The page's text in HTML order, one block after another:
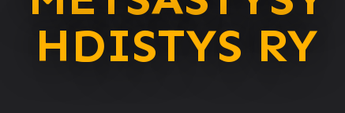
HDISTYS RY